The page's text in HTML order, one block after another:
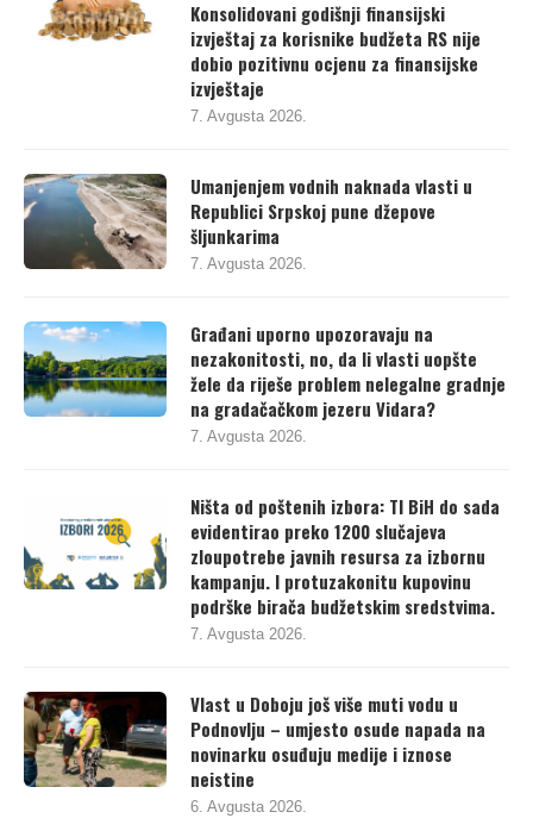
izvještaj za korisnike budžeta RS nije
dobio pozitivnu ocjenu za finansijske
izvještaje
7. Avgusta 2026.
Umanjenjem vodnih naknada vlasti u
Republici Srpskoj pune džepove
šljunkarima
7. Avgusta 2026.
Građani uporno upozoravaju na
nezakonitosti, no, da li vlasti uopšte
žele da riješe problem nelegalne gradnje
na gradačačkom jezeru Vidara?
7. Avgusta 2026.
Ništa od poštenih izbora: TI BiH do sada
evidentirao preko 1200 slučajeva
zloupotrebe javnih resursa za izbornu
kampanju. I protuzakonitu kupovinu
podrške birača budžetskim sredstvima.
7. Avgusta 2026.
Vlast u Doboju još više muti vodu u
Podnovlju – umjesto osude napada na
novinarku osuđuju medije i iznose
neistine
6. Avgusta 2026.